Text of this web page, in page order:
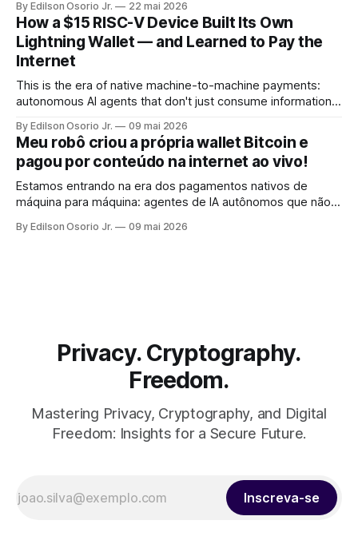
By Edilson Osorio Jr. 22 mai 2026
How a $15 RISC-V Device Built Its Own
Lightning Wallet — and Learned to Pay the
Internet
This is the era of native machine-to-machine payments:
autonomous AI agents that don't just consume information,
the internet's own protocol.
By Edilson Osorio Jr. 09 mai 2026
Meu robô criou a própria wallet Bitcoin e
pagou por conteúdo na internet ao vivo!
Estamos entrando na era dos pagamentos nativos de
máquina para máquina: agentes de IA autônomos que não
sem intervenção humana, usando o próprio protocolo da
By Edilson Osorio Jr. 09 mai 2026
Privacy. Cryptography.
Freedom.
Mastering Privacy, Cryptography, and Digital
Freedom: Insights for a Secure Future.
Inscreva-se